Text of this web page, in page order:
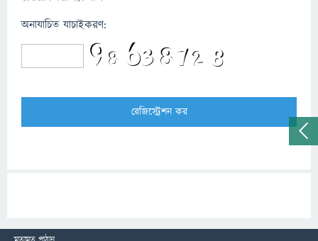
অনাযাচিত যাচাইকরণ: